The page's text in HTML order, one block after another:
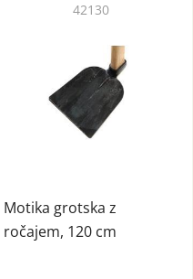
Motika grotska z
ročajem, 120 cm
42130